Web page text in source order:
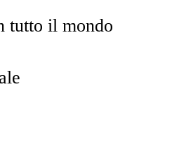
tutto il mondo